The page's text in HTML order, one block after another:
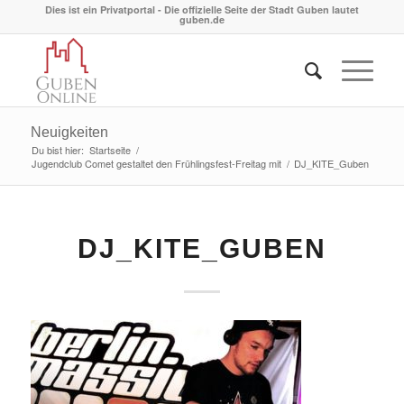
Dies ist ein Privatportal - Die offizielle Seite der Stadt Guben lautet
guben.de
Neuigkeiten
Du bist hier: Startseite /
Jugendclub Comet gestaltet den Frühlingsfest-Freitag mit / DJ_KITE_Guben
DJ_KITE_GUBEN